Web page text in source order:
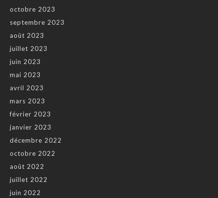
octobre 2023
septembre 2023
août 2023
juillet 2023
juin 2023
mai 2023
avril 2023
mars 2023
février 2023
janvier 2023
décembre 2022
octobre 2022
août 2022
juillet 2022
juin 2022